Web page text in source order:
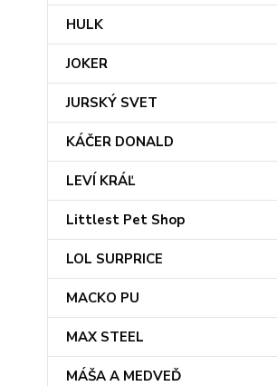
HULK
JOKER
JURSKÝ SVET
KÁČER DONALD
LEVÍ KRÁĽ
Littlest Pet Shop
LOL SURPRICE
MACKO PU
MAX STEEL
MÁŠA A MEDVEĎ